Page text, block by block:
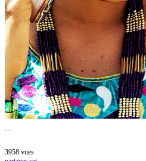
3958 vues